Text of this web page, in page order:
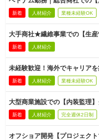
新着 人材紹介 業種未経験OK
大手商社★繊維事業での【生
新着 人材紹介
未経験歓迎！海外でキャリア
新着 人材紹介 業種未経験OK
大型商業施設での【内装監理
新着 人材紹介 完全週休2日制
オフショア開発【プロジェク